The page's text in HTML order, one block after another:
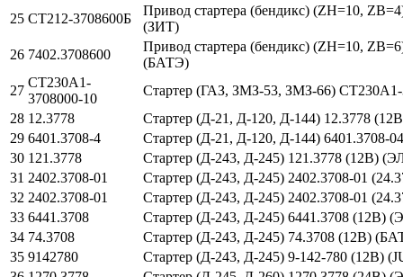
25 СТ212-3708600Б
Привод стартера (бендикс) (ZН=10,
(ЗИТ)
26 7402.3708600
Привод стартера (бендикс) (ZН=10,
(БАТЭ)
27
СТ230А1-
3708000-10
Стартер (ГАЗ, ЗМЗ-53, ЗМЗ-66)
28 12.3778
Стартер (Д-21, Д-120, Д-144) 12.3778
29 6401.3708-4
Стартер (Д-21, Д-120, Д-144) 6401.3708-
30 121.3778
Стартер (Д-243, Д-245) 121.3778 (12В)
31 2402.3708-01
Стартер (Д-243, Д-245) 2402.3708-01
32 2402.3708-01
Стартер (Д-243, Д-245) 2402.3708-01
33 6441.3708
Стартер (Д-243, Д-245) 6441.3708 (12В)
34 74.3708
Стартер (Д-243, Д-245) 74.3708 (12В)
35 9142780
Стартер (Д-243, Д-245) 9-142-780 (12В)